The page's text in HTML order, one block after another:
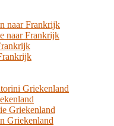
naar Frankrijk
naar Frankrijk
Griekenland
Griekenland
Griekenland